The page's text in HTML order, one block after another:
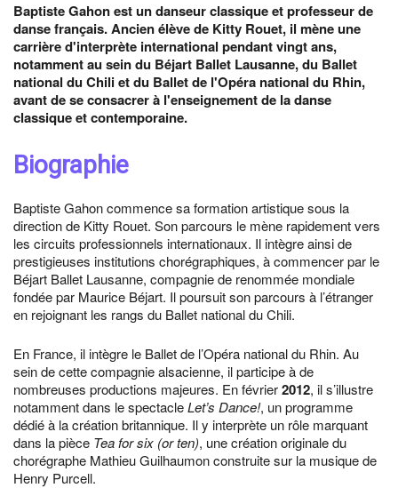
Baptiste Gahon est un danseur classique et professeur de
danse français. Ancien élève de Kitty Rouet, il mène une
carrière d'interprète international pendant vingt ans,
notamment au sein du Béjart Ballet Lausanne, du Ballet
national du Chili et du Ballet de l'Opéra national du Rhin,
avant de se consacrer à l'enseignement de la danse
classique et contemporaine.
Biographie
Baptiste Gahon commence sa formation artistique sous la
direction de Kitty Rouet. Son parcours le mène rapidement vers
les circuits professionnels internationaux. Il intègre ainsi de
prestigieuses institutions chorégraphiques, à commencer par le
Béjart Ballet Lausanne, compagnie de renommée mondiale
fondée par Maurice Béjart. Il poursuit son parcours à l’étranger
en rejoignant les rangs du Ballet national du Chili.
En France, il intègre le Ballet de l’Opéra national du Rhin. Au
sein de cette compagnie alsacienne, il participe à de
nombreuses productions majeures. En février2012, il s’illustre
notamment dans le spectacleLet’s Dance!, un programme
dédié à la création britannique. Il y interprète un rôle marquant
dans la pièce Tea for six (or ten), une création originale du
chorégraphe Mathieu Guilhaumon construite sur la musique de
Henry Purcell.